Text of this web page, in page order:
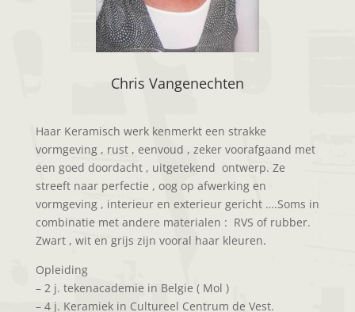
Chris Vangenechten
Haar Keramisch werk kenmerkt een strakke
vormgeving , rust , eenvoud , zeker voorafgaand met
een goed doordacht , uitgetekend ontwerp. Ze
streeft naar perfectie , oog op afwerking en
vormgeving , interieur en exterieur gericht ….Soms in
combinatie met andere materialen : RVS of rubber.
Zwart , wit en grijs zijn vooral haar kleuren.
Opleiding
– 2 j. tekenacademie in Belgie ( Mol )
– 4 j. Keramiek in Cultureel Centrum de Vest.